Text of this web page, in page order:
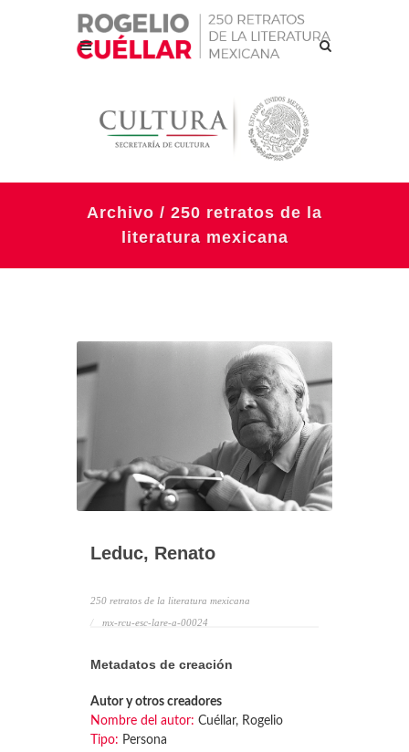
Archivo / 250 retratos de la
literatura mexicana
Leduc, Renato
250 retratos de la literatura mexicana
mx-rcu-esc-lare-a-00024
Metadatos de creación
Autor y otros creadores
Nombre del autor: Cuéllar, Rogelio
Tipo: Persona